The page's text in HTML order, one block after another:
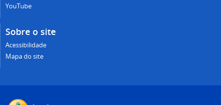
YouTube
Sobre o site
Acessibilidade
Mapa do site